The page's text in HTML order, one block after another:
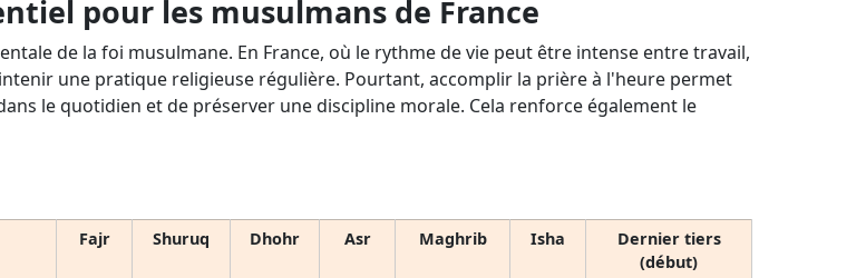
pour les musulmans de France
de la foi musulmane. En France, où le rythme de vie peut être intense entre travail,
une pratique religieuse régulière. Pourtant, accomplir la prière à l'heure permet
le quotidien et de préserver une discipline morale. Cela renforce également le
Fajr Shuruq Dhohr Asr Maghrib Isha
Dernier tiers
(début)